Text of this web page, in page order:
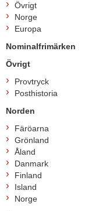
Övrigt
Norge
Europa
Nominalfrimärken
Övrigt
Provtryck
Posthistoria
Norden
Färöarna
Grönland
Åland
Danmark
Finland
Island
Norge